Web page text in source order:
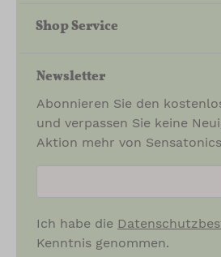
Shop Service
Newsletter
Abonnieren Sie den
und verpassen Sie keine
Aktion mehr von
Ich habe die
Kenntnis genommen.